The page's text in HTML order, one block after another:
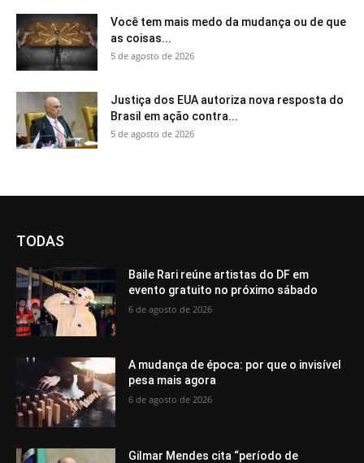
Você tem mais medo da mudança ou de que
as coisas...
5 de agosto de 2026
Justiça dos EUA autoriza nova resposta do
Brasil em ação contra...
5 de agosto de 2026
TODAS
Baile Rari reúne artistas do DF em
evento gratuito no próximo sábado
6 de agosto de 2026
A mudança de época: por que o invisível
pesa mais agora
6 de agosto de 2026
Gilmar Mendes cita “período de